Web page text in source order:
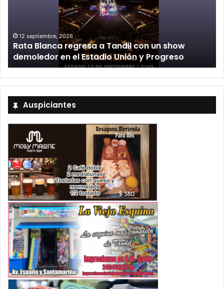
12 septiembre, 2026
Rata Blanca regresa a Tandil con un show
demoledor en el Estadio Unión y Progreso
Auspiciantes